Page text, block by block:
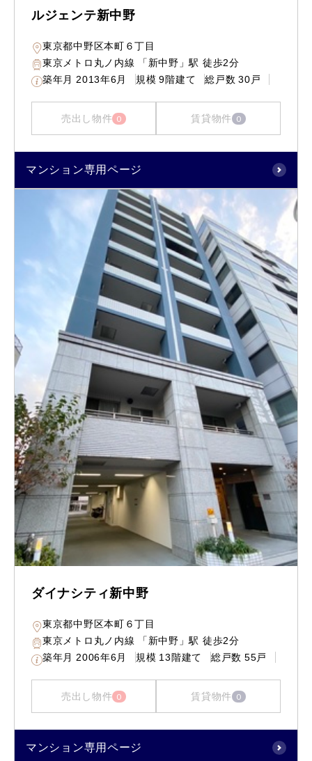
ルジェンテ新中野
東京都中野区本町６丁目
東京メトロ丸ノ内線 「新中野」駅 徒歩2分
築年月 2013年6月 規模 9階建て 総戸数 30戸
売出し物件 0 賃貸物件 0
マンション専用ページ
ダイナシティ新中野
東京都中野区本町６丁目
東京メトロ丸ノ内線 「新中野」駅 徒歩2分
築年月 2006年6月 規模 13階建て 総戸数 55戸
売出し物件 0 賃貸物件 0
マンション専用ページ